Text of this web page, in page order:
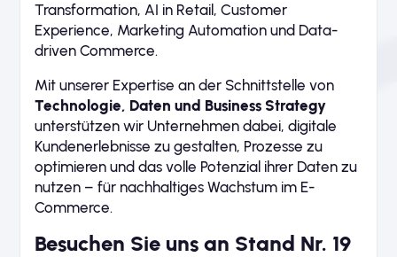
Transformation, AI in Retail, Customer
Experience, Marketing Automation und Data-
driven Commerce.
Mit unserer Expertise an der Schnittstelle von
Technologie, Daten und Business Strategy
unterstützen wir Unternehmen dabei, digitale
Kundenerlebnisse zu gestalten, Prozesse zu
optimieren und das volle Potenzial ihrer Daten zu
nutzen – für nachhaltiges Wachstum im E-
Commerce.
Besuchen Sie uns an Stand Nr. 19